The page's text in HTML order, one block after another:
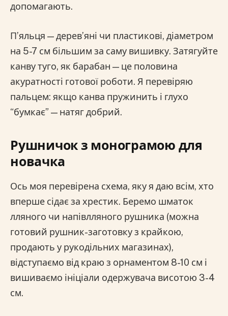
допомагають.
П’яльця — дерев’яні чи пластикові, діаметром
на 5-7 см більшим за саму вишивку. Затягуйте
канву туго, як барабан — це половина
акуратності готової роботи. Я перевіряю
пальцем: якщо канва пружинить і глухо
“бумкає” — натяг добрий.
Рушничок з монограмою для
новачка
Ось моя перевірена схема, яку я даю всім, хто
вперше сідає за хрестик. Беремо шматок
лляного чи напівлляного рушника (можна
готовий рушник-заготовку з крайкою,
продають у рукодільних магазинах),
відступаємо від краю з орнаментом 8-10 см і
вишиваємо ініціали одержувача висотою 3-4
см.